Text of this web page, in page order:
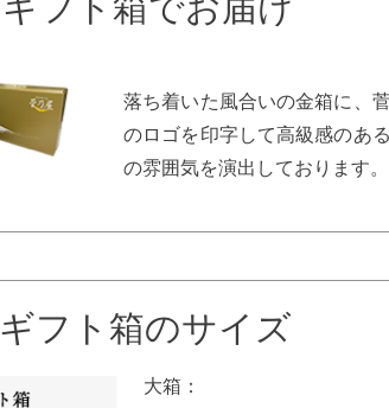
ギフト箱でお届け
落ち着いた風合いの金箱に、
のロゴを印字して高級感のあ
の雰囲気を演出しております。
ギフト箱のサイズ
大箱：